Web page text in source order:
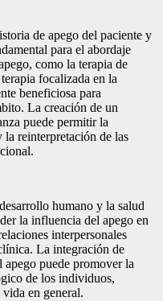
de apego del paciente y
para el abordaje
como la terapia de
focalizada en la
beneficiosa para
La creación de un
puede permitir la
la reinterpretación de las
humano y la salud
la influencia del apego en
interpersonales
La integración de
apego puede promover la
de los individuos,
en general.